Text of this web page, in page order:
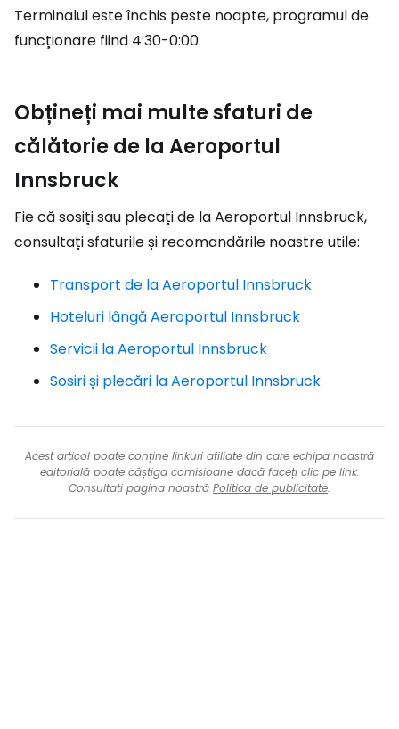
Terminalul este închis peste noapte, programul de
funcționare fiind 4:30-0:00.
Obțineți mai multe sfaturi de
călătorie de la Aeroportul
Innsbruck
Fie că sosiți sau plecați de la Aeroportul Innsbruck,
consultați sfaturile și recomandările noastre utile:
Transport de la Aeroportul Innsbruck
Hoteluri lângă Aeroportul Innsbruck
Servicii la Aeroportul Innsbruck
Sosiri și plecări la Aeroportul Innsbruck
Acest articol poate conține linkuri afiliate din care echipa noastră
editorială poate câștiga comisioane dacă faceți clic pe link.
Consultați pagina noastră Politica de publicitate.